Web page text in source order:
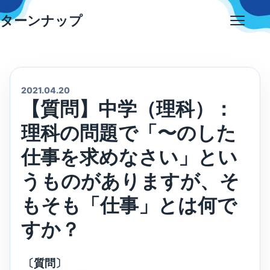
Skip
to
ターンナップ
2021.04.20
【質問】中学（理科）：
理科の問題で「〜のした
仕事を求めなさい」とい
うものがありますが、そ
もそも「仕事」とは何で
すか？
〔質問〕